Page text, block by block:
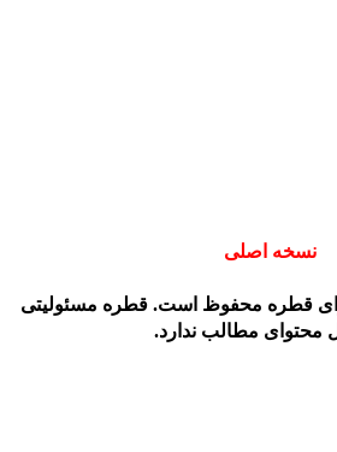
نسخه اصلی
محفوظ است. قطره مسئولیتی
مطالب ندارد.